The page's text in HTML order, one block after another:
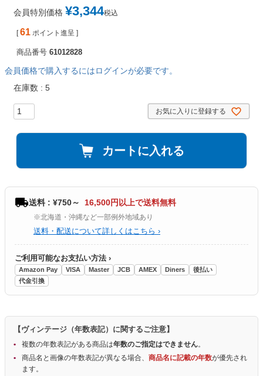
会員特別価格 ¥3,344税込
[ 61 ポイント進呈 ]
商品番号 61012828
会員価格で購入するにはログインが必要です。
在庫数
5
お気に入りに登録する
カートに入れる
送料 : ¥750～ 16,500円以上で送料無料
※北海道・沖縄など一部例外地域あり
送料・配送について詳しくはこちら ›
ご利用可能なお支払い方法 ›
Amazon Pay VISA Master JCB AMEX Diners
後払い
代金引換
【ヴィンテージ（年数表記）に関するご注意】
複数の年数表記がある商品は年数のご指定はできません。
商品名と画像の年数表記が異なる場合、 商品名に記載の年数が優先され
ます。